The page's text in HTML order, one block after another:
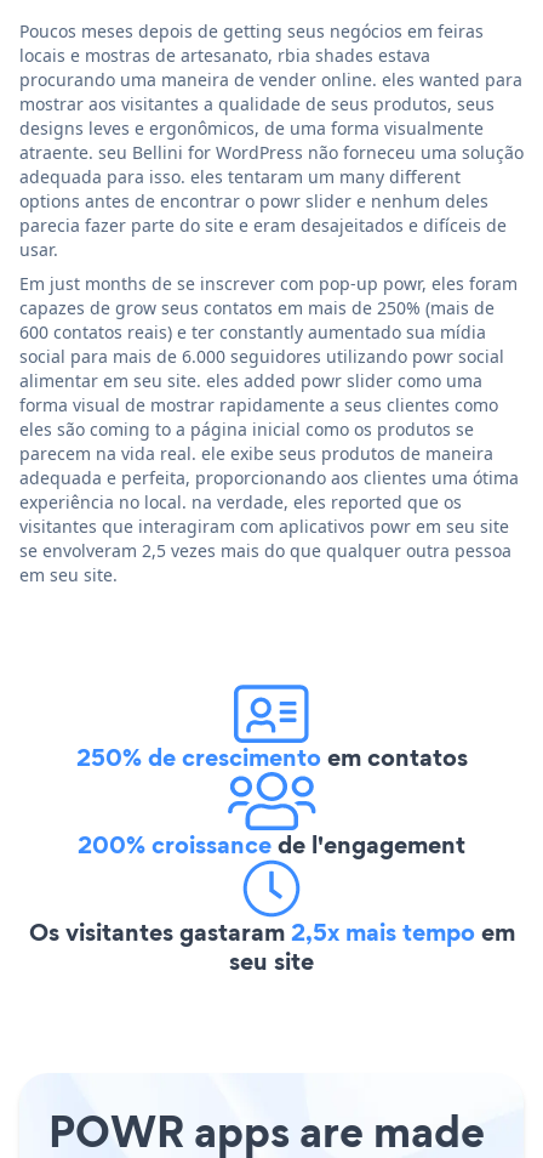
Poucos meses depois de getting seus negócios em feiras
locais e mostras de artesanato, rbia shades estava
procurando uma maneira de vender online. eles wanted para
mostrar aos visitantes a qualidade de seus produtos, seus
designs leves e ergonômicos, de uma forma visualmente
atraente. seu Bellini for WordPress não forneceu uma solução
adequada para isso. eles tentaram um many different
options antes de encontrar o powr slider e nenhum deles
parecia fazer parte do site e eram desajeitados e difíceis de
usar.
Em just months de se inscrever com pop-up powr, eles foram
capazes de grow seus contatos em mais de 250% (mais de
600 contatos reais) e ter constantly aumentado sua mídia
social para mais de 6.000 seguidores utilizando powr social
alimentar em seu site. eles added powr slider como uma
forma visual de mostrar rapidamente a seus clientes como
eles são coming to a página inicial como os produtos se
parecem na vida real. ele exibe seus produtos de maneira
adequada e perfeita, proporcionando aos clientes uma ótima
experiência no local. na verdade, eles reported que os
visitantes que interagiram com aplicativos powr em seu site
se envolveram 2,5 vezes mais do que qualquer outra pessoa
em seu site.
250% de crescimentoem contatos
200% croissancede l'engagement
Os visitantes gastaram2,5x mais tempoem
seu site
POWR apps are made